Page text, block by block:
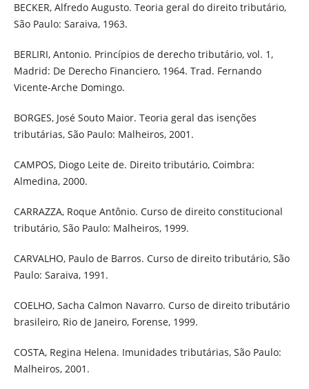
BECKER, Alfredo Augusto. Teoria geral do direito tributário,
São Paulo: Saraiva, 1963.
BERLIRI, Antonio. Princípios de derecho tributário, vol. 1,
Madrid: De Derecho Financiero, 1964. Trad. Fernando
Vicente-Arche Domingo.
BORGES, José Souto Maior. Teoria geral das isenções
tributárias, São Paulo: Malheiros, 2001.
CAMPOS, Diogo Leite de. Direito tributário, Coimbra:
Almedina, 2000.
CARRAZZA, Roque Antônio. Curso de direito constitucional
tributário, São Paulo: Malheiros, 1999.
CARVALHO, Paulo de Barros. Curso de direito tributário, São
Paulo: Saraiva, 1991.
COELHO, Sacha Calmon Navarro. Curso de direito tributário
brasileiro, Rio de Janeiro, Forense, 1999.
COSTA, Regina Helena. Imunidades tributárias, São Paulo:
Malheiros, 2001.